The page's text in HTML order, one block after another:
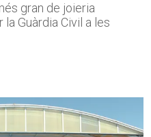
gran de joieria
Guàrdia Civil a les